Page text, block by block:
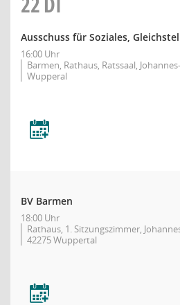
Ausschuss für Soziales,
16:00 Uhr
Barmen, Rathaus, Ratssaal,
Wupperal
BV Barmen
18:00 Uhr
Rathaus, 1. Sitzungszimmer,
42275 Wuppertal